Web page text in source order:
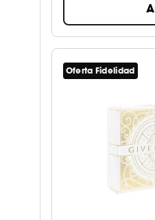
Oferta Fidelidad